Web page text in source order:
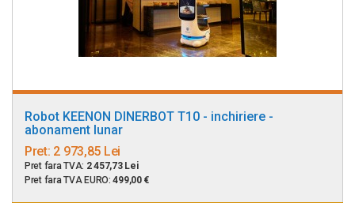
Robot KEENON DINERBOT T10 - inchiriere -
abonament lunar
Pret: 2 973,85 Lei
Pret fara TVA: 2 457,73 Lei
Pret fara TVA EURO:499,00 €